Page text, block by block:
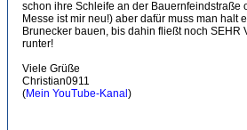
schon ihre Schleife an der Bauernfeindstraße
Messe ist mir neu!) aber dafür muss man halt
Brunecker bauen, bis dahin fließt noch SEHR
runter!
Viele Grüße
Christian0911
(Mein YouTube-Kanal )